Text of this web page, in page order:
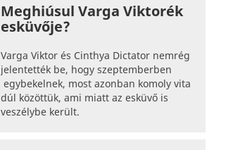
Meghiúsul Varga Viktorék
esküvője?
Varga Viktor és Cinthya Dictator nemrég
jelentették be, hogy szeptemberben
egybekelnek, most azonban komoly vita
dúl közöttük, ami miatt az esküvő is
veszélybe került.